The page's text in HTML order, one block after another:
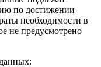
по достижении
необходимости в
не предусмотрено